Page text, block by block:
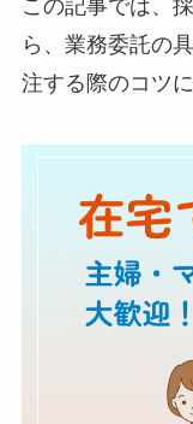
この記事では、
ら、業務委託の
注する際のコツ